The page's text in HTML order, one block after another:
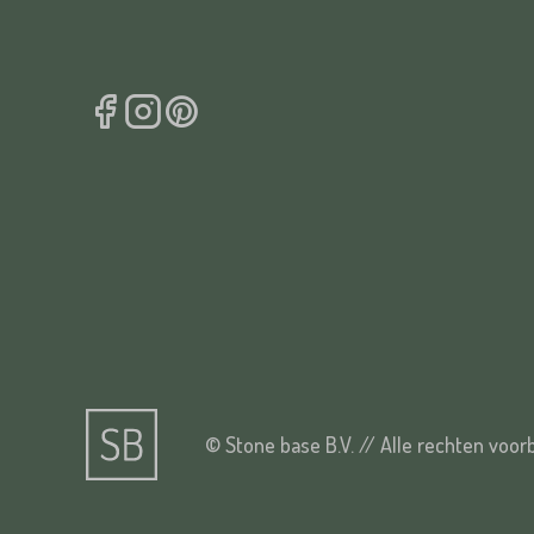
© Stone base B.V. // Alle rechten